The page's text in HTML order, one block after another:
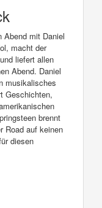
Abend mit Daniel
macht der
liefert allen
Abend. Daniel
musikalisches
Geschichten,
brennt
Road auf keinen
diesen